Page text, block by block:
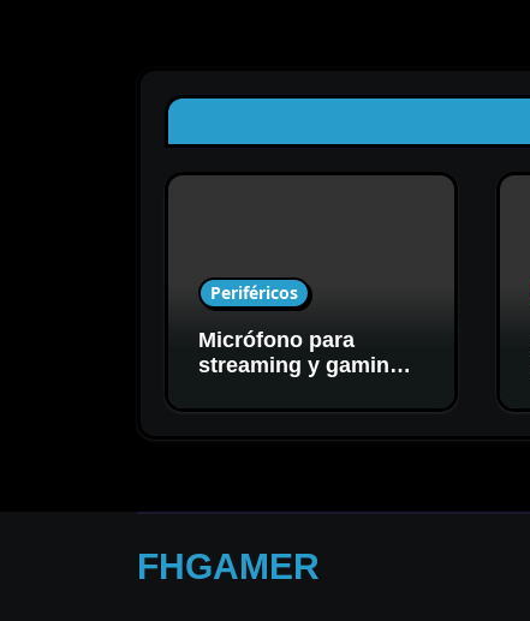
Periféricos
Micrófono para
streaming y gaming:
para tu setup
FHGAMER